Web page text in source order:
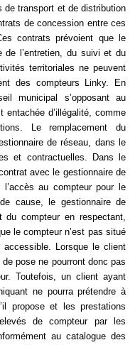
de transport et de distribution
de concession entre ces
contrats prévoient que le
de l’entretien, du suivi et du
territoriales ne peuvent
des compteurs Linky. En
municipal s’opposant au
d’illégalité, comme
Le remplacement du
de réseau, dans le
et contractuelles. Dans le
avec le gestionnaire de
au compteur pour le
cause, le gestionnaire de
du compteur en respectant,
le compteur n’est pas situé
accessible. Lorsque le client
pose ne pourront donc pas
Toutefois, un client ayant
ne pourra prétendre à
propose et les prestations
de compteur par les
au catalogue des